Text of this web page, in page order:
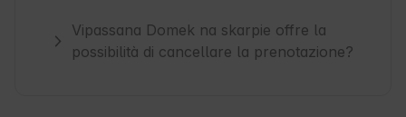
Vipassana Domek na skarpie offre la
possibilità di cancellare la prenotazione?